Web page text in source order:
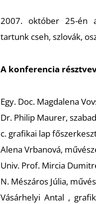
2007. október 25-én
tartunk cseh, szlovák,
A konferencia
Egy. Doc. Magdalena
Dr. Philip Maurer,
c. grafikai lap
Alena Vrbanová,
Univ. Prof. Mircia
N. Mészáros Júlia,
Vásárhelyi Antal ,